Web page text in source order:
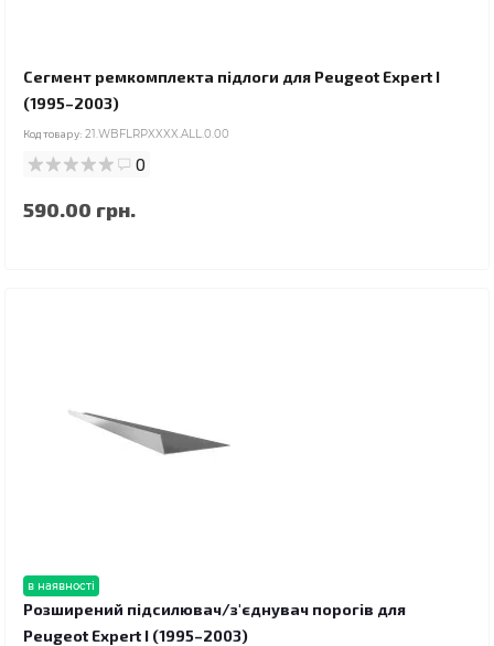
Сегмент ремкомплекта підлоги для Peugeot Expert I
(1995–2003)
Код товару: 21.WBFLRPXXXX.ALL.0.00
0
590.00 грн.
в наявності
Розширений підсилювач/з'єднувач порогів для
Peugeot Expert I (1995–2003)